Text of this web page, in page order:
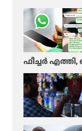
ഫീച്ചർ എത്തി,